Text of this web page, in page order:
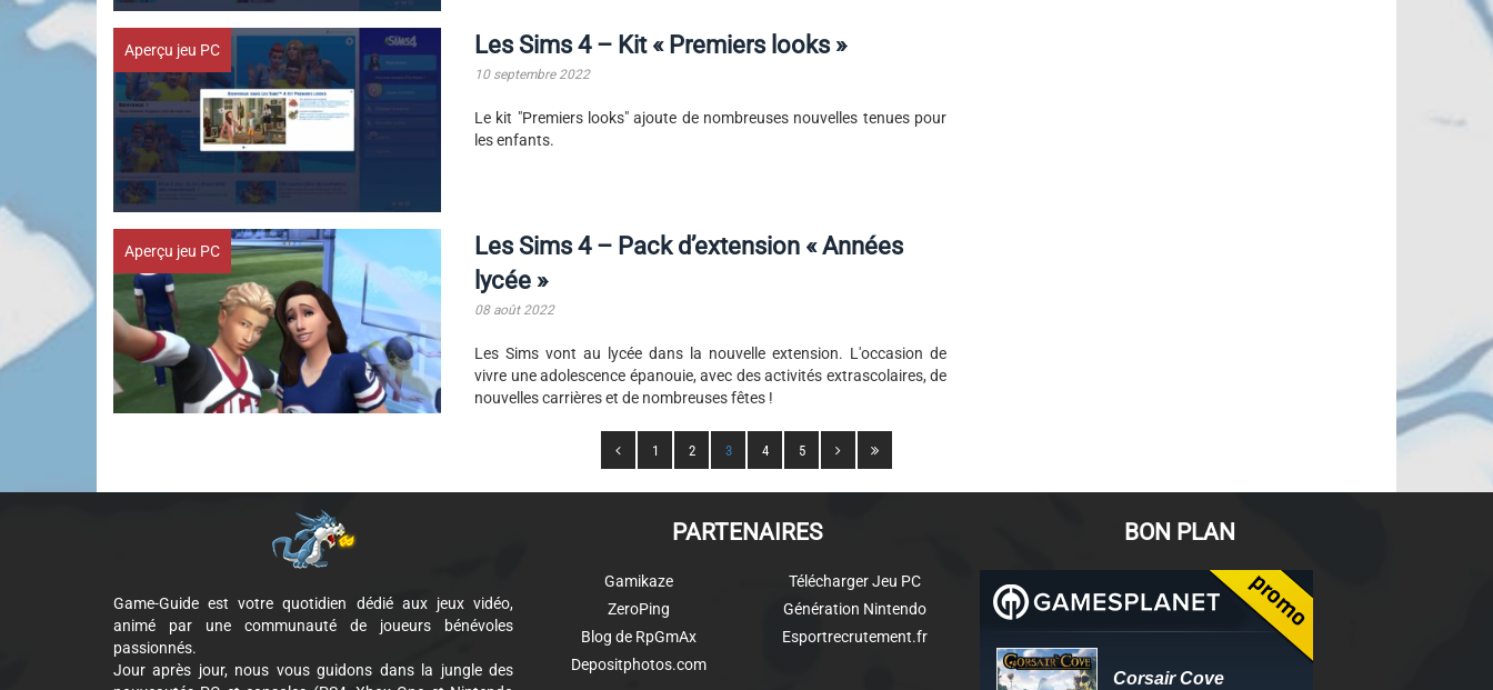
Aperçu jeu PC Les Sims 4 – Kit « Premiers looks »
10 septembre 2022
Le kit "Premiers looks" ajoute de nombreuses nouvelles tenues pour
les enfants.
Aperçu jeu PC
Les Sims 4 – Pack d’extension « Années
lycée »
08 août 2022
Les Sims vont au lycée dans la nouvelle extension. L'occasion de
vivre une adolescence épanouie, avec des activités extrascolaires, de
nouvelles carrières et de nombreuses fêtes !
1 2 3 4 5
Game-Guide est votre quotidien dédié aux jeux vidéo,
animé par une communauté de joueurs bénévoles
passionnés.
Jour après jour, nous vous guidons dans la jungle des
PARTENAIRES
Gamikaze
ZeroPing
Blog de RpGmAx
Depositphotos.com
Télécharger Jeu PC
Génération Nintendo
Esportrecrutement.fr
BON PLAN